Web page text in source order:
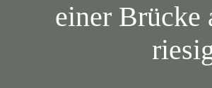
einer Brücke